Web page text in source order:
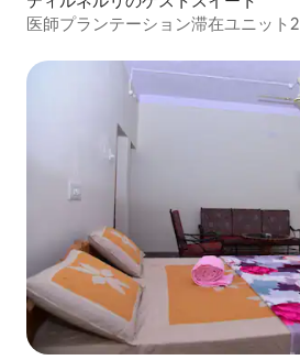
医師プランテーション滞在ユニット2